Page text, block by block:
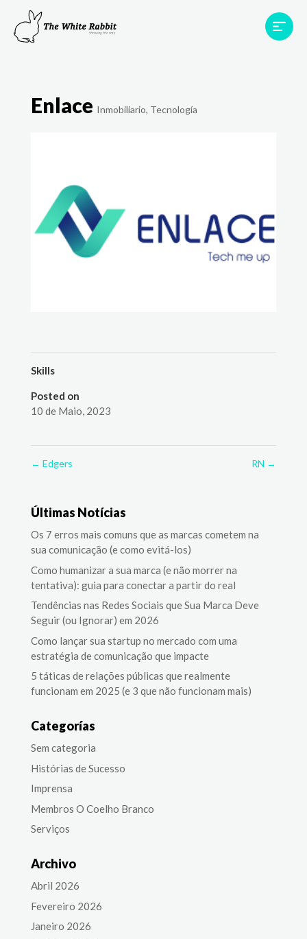
Projetos
Enlace Inmobiliario, Tecnología
Skills
Posted on
10 de Maio, 2023
← Edgers RN →
Últimas Notícias
Os 7 erros mais comuns que as marcas cometem na
sua comunicação (e como evitá-los)
Como humanizar a sua marca (e não morrer na
tentativa): guia para conectar a partir do real
Tendências nas Redes Sociais que Sua Marca Deve
Seguir (ou Ignorar) em 2026
Como lançar sua startup no mercado com uma
estratégia de comunicação que impacte
5 táticas de relações públicas que realmente
funcionam em 2025 (e 3 que não funcionam mais)
Categorías
Sem categoria
Histórias de Sucesso
Imprensa
Membros O Coelho Branco
Serviços
Archivo
Abril 2026
Fevereiro 2026
Janeiro 2026